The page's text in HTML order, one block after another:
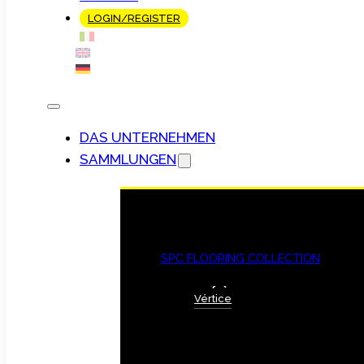
LOGIN/REGISTER
DAS UNTERNEHMEN
SAMMLUNGEN
SPC FLOORING COLLECTION
Vértice